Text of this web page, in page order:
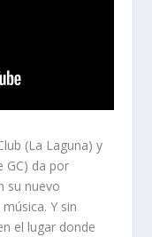
(La Laguna) y
GC) da por
su nuevo
Y sin
el lugar donde